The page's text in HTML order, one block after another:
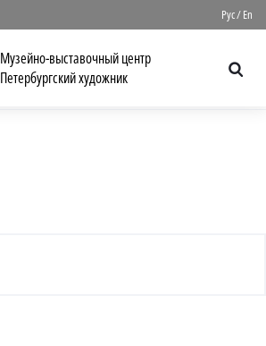
Рус/En
Музейно-выставочный центр
Петербургский художник